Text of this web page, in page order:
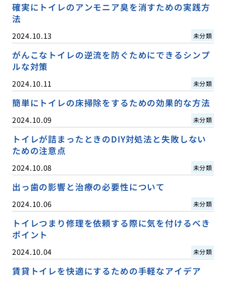
確実にトイレのアンモニア臭を消すための実践方
法
2024.10.13 未分類
がんこなトイレの逆流を防ぐためにできるシンプ
ルな対策
2024.10.11 未分類
簡単にトイレの床掃除をするための効果的な方法
2024.10.09 未分類
トイレが詰まったときのDIY対処法と失敗しない
ための注意点
2024.10.08 未分類
出っ歯の影響と治療の必要性について
2024.10.06 未分類
トイレつまり修理を依頼する際に気を付けるべき
ポイント
2024.10.04 未分類
賃貸トイレを快適にするための手軽なアイデア